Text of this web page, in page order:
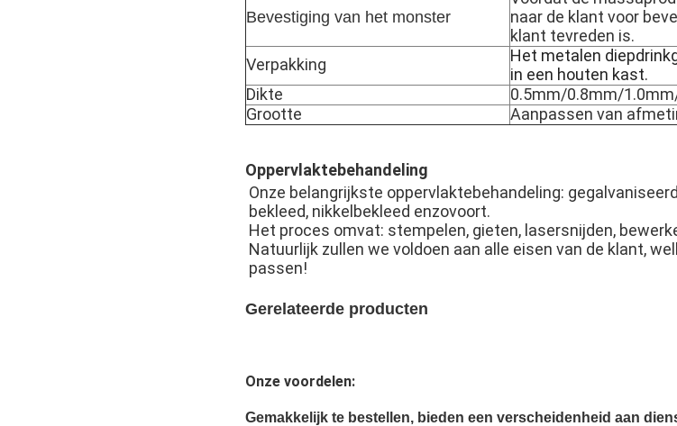
Bevestiging van het monster
naar de klant voor
klant tevreden is.
Verpakking
Het metalen
in een houten kast.
Dikte
0.5mm/0.8mm/
Grootte
Aanpassen van
Oppervlaktebehandeling
Onze belangrijkste oppervlaktebehandeling:
bekleed, nikkelbekleed enzovoort.
Het proces omvat: stempelen, gieten, lasersnijden,
Natuurlijk zullen we voldoen aan alle eisen van de klant,
passen!
Gerelateerde producten
Onze voordelen:
Gemakkelijk te bestellen, bieden een verscheidenheid aan